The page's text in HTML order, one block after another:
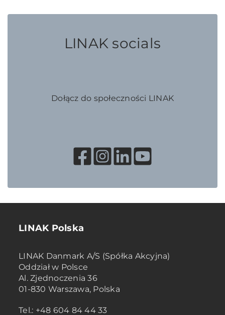
LINAK socials
Dołącz do społeczności LINAK
LINAK Polska
LINAK Danmark A/S (Spółka Akcyjna)
Oddział w Polsce
Al. Zjednoczenia 36
01-830 Warszawa, Polska
Tel.: +48 604 84 44 33